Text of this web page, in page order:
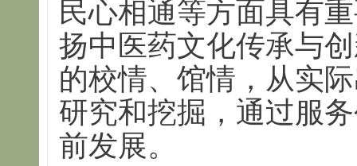
民心相通等方面具有
扬中医药文化传承与
的校情、馆情，从实
研究和挖掘，通过服
前发展。